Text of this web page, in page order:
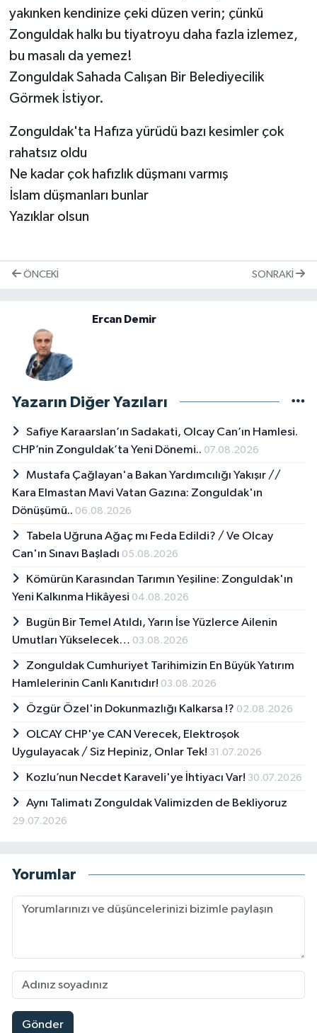
yakınken kendinize çeki düzen verin; çünkü
Zonguldak halkı bu tiyatroyu daha fazla izlemez,
bu masalı da yemez!
Zonguldak Sahada Calışan Bir Belediyecilik
Görmek İstiyor.
Zonguldak'ta Hafıza yürüdü bazı kesimler çok
rahatsız oldu
Ne kadar çok hafızlık düşmanı varmış
İslam düşmanları bunlar
Yazıklar olsun
ÖNCEKI SONRAKI
Ercan Demir
Yazarın Diğer Yazıları
Safiye Karaarslan’ın Sadakati, Olcay Can’ın Hamlesi.
CHP’nin Zonguldak’ta Yeni Dönemi.. 07.08.2026
Mustafa Çağlayan'a Bakan Yardımcılığı Yakışır // ​
Kara Elmastan Mavi Vatan Gazına: Zonguldak'ın
Dönüşümü.. 06.08.2026
Tabela Uğruna Ağaç mı Feda Edildi? / Ve Olcay
Can'ın Sınavı Başladı 05.08.2026
Kömürün Karasından Tarımın Yeşiline: Zonguldak'ın
Yeni Kalkınma Hikâyesi 04.08.2026
Bugün Bir Temel Atıldı, Yarın İse Yüzlerce Ailenin
Umutları Yükselecek… 03.08.2026
Zonguldak Cumhuriyet Tarihimizin En Büyük Yatırım
Hamlelerinin Canlı Kanıtıdır! 03.08.2026
Özgür Özel'in Dokunmazlığı Kalkarsa !? 02.08.2026
OLCAY CHP'ye CAN Verecek, Elektroşok
Uygulayacak / Siz Hepiniz, Onlar Tek! 31.07.2026
Kozlu’nun Necdet Karaveli'ye İhtiyacı Var! 30.07.2026
Aynı Talimatı Zonguldak Valimizden de Bekliyoruz
29.07.2026
Yorumlar
Gönder